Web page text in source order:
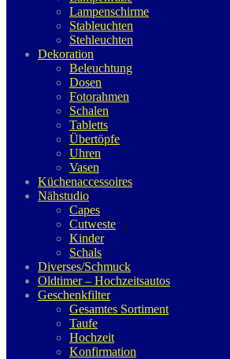
Lampenschirme
Stableuchten
Stehleuchten
Dekoration
Beleuchtung
Dosen
Fotorahmen
Schalen
Tabletts
Übertöpfe
Uhren
Vasen
Küchenaccessoires
Nähstudio
Capes
Cutweste
Kinder
Schals
Diverses/Schmuck
Oldtimer – Hochzeitsautos
Geschenkfilter
Gesamtes Sortiment
Taufe
Hochzeit
Konfirmation